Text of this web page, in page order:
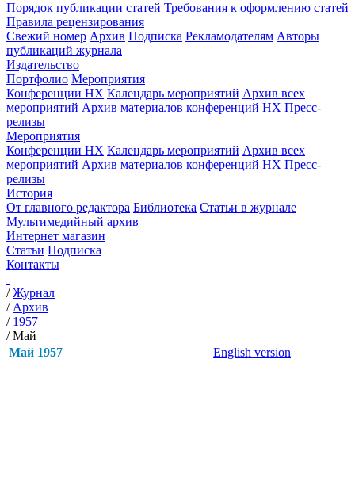
Порядок публикации статей Требования к оформлению статей
Правила рецензирования
Свежий номер Архив Подписка Рекламодателям Авторы
публикаций журнала
Издательство
Портфолио Мероприятия
Конференции НХ Календарь мероприятий Архив всех
мероприятий Архив материалов конференций НХ Пресс-
релизы
Мероприятия
Конференции НХ Календарь мероприятий Архив всех
мероприятий Архив материалов конференций НХ Пресс-
релизы
История
От главного редактора Библиотека Статьи в журнале
Мультимедийный архив
Интернет магазин
Статьи Подписка
Контакты
/Журнал
/ Архив
/ 1957
/Май
Май 1957
English version